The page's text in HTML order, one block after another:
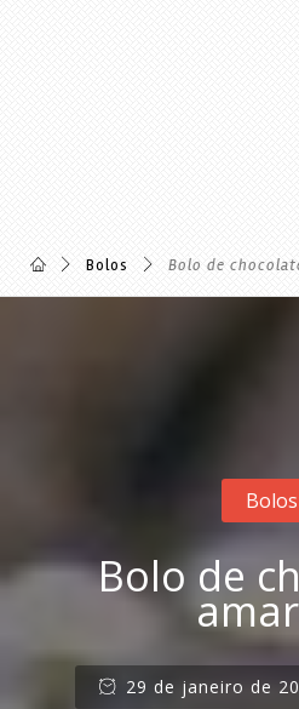
Bolos Bolo de
Bolos
Bolo de
29 de janeiro de